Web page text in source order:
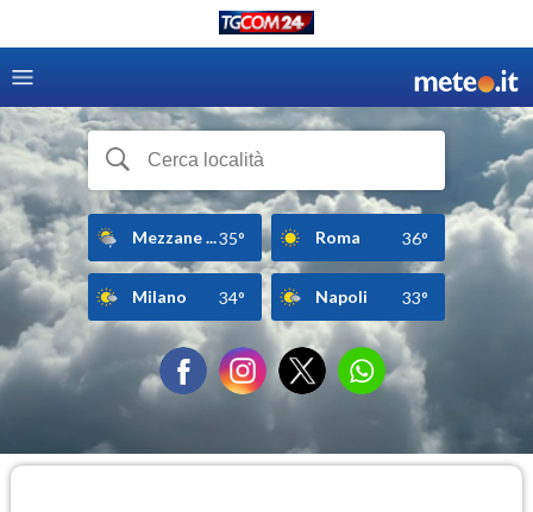
Mezzane ...35° Roma 36°
Milano 34° Napoli 33°